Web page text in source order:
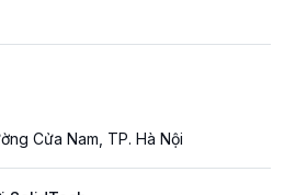
Cửa Nam, TP. Hà Nội